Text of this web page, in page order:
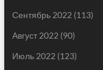
Сентябрь 2022 (113)
Август 2022 (90)
Июль 2022 (123)